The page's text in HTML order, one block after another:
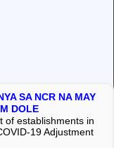
SA NCR NA MAY
DOLE
of establishments in
19 Adjustment